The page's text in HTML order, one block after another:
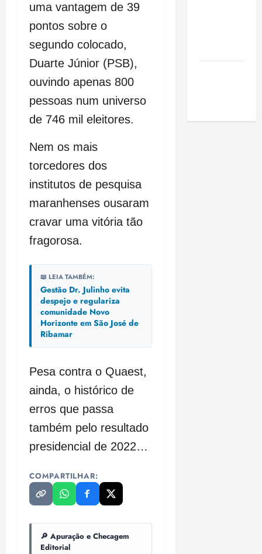
uma vantagem de 39
pontos sobre o
segundo colocado,
Duarte Júnior (PSB),
ouvindo apenas 800
pessoas num universo
de 746 mil eleitores.
Nem os mais
torcedores dos
institutos de pesquisa
maranhenses ousaram
cravar uma vitória tão
fragorosa.
📖 LEIA TAMBÉM:
Gestão Dr. Julinho evita
despejo e regulariza
comunidade Novo
Horizonte em São José de
Ribamar
Pesa contra o Quaest,
ainda, o histórico de
erros que passa
também pelo resultado
presidencial de 2022…
COMPARTILHAR:
🔎 Apuração e Checagem
Editorial